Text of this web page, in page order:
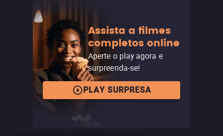
Assista a filmes
completos online
Aperte o play agora e
surpreenda-se!
PLAY SURPRESA